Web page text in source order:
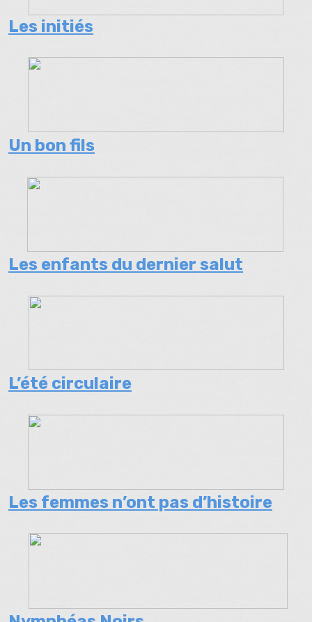
Les initiés
Un bon fils
Les enfants du dernier salut
L’été circulaire
Les femmes n’ont pas d’histoire